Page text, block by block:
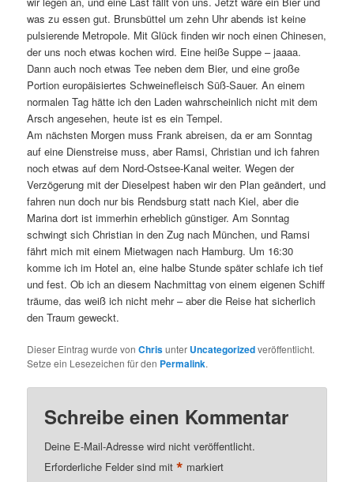
was zu essen gut. Brunsbüttel um zehn Uhr abends ist keine
pulsierende Metropole. Mit Glück finden wir noch einen Chinesen,
der uns noch etwas kochen wird. Eine heiße Suppe – jaaaa.
Dann auch noch etwas Tee neben dem Bier, und eine große
Portion europäisiertes Schweinefleisch Süß-Sauer. An einem
normalen Tag hätte ich den Laden wahrscheinlich nicht mit dem
Arsch angesehen, heute ist es ein Tempel.
Am nächsten Morgen muss Frank abreisen, da er am Sonntag
auf eine Dienstreise muss, aber Ramsi, Christian und ich fahren
noch etwas auf dem Nord-Ostsee-Kanal weiter. Wegen der
Verzögerung mit der Dieselpest haben wir den Plan geändert, und
fahren nun doch nur bis Rendsburg statt nach Kiel, aber die
Marina dort ist immerhin erheblich günstiger. Am Sonntag
schwingt sich Christian in den Zug nach München, und Ramsi
fährt mich mit einem Mietwagen nach Hamburg. Um 16:30
komme ich im Hotel an, eine halbe Stunde später schlafe ich tief
und fest. Ob ich an diesem Nachmittag von einem eigenen Schiff
träume, das weiß ich nicht mehr – aber die Reise hat sicherlich
den Traum geweckt.
Dieser Eintrag wurde vonChrisunter Uncategorizedveröffentlicht.
Setze ein Lesezeichen für den Permalink.
Schreibe einen Kommentar
Deine E-Mail-Adresse wird nicht veröffentlicht.
Erforderliche Felder sind mit* markiert